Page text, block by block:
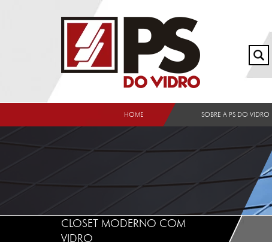
HOME SOBRE A PS DO VIDRO
CLOSET MODERNO COM
VIDRO